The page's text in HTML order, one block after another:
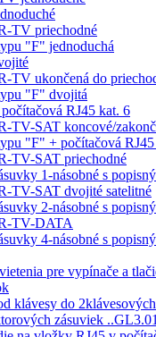
TV priechodné
"F" jednoduchá
TV ukončená do
"F" dvojitá
RJ45 kat. 6
TV-SAT koncové/
"F" + počítačová
TV-SAT priechodné
1-násobné s
TV-SAT dvojité satelitné
2-násobné s
TV-DATA
4-násobné s
pre vypínače a
klávesy do
zásuviek